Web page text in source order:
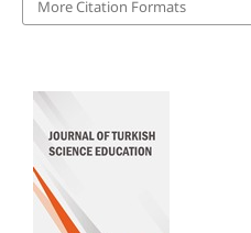
More Citation Formats